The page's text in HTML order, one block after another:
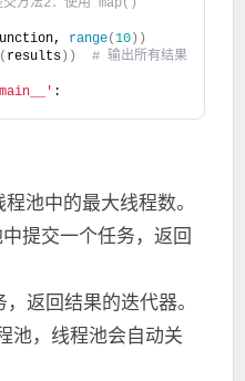
方法2：使用 map()
range(10 ))
( results )) # 输出所有结果
:
池中的最大线程数。
提交一个任务，返回
返回结果的迭代器。
池，线程池会自动关